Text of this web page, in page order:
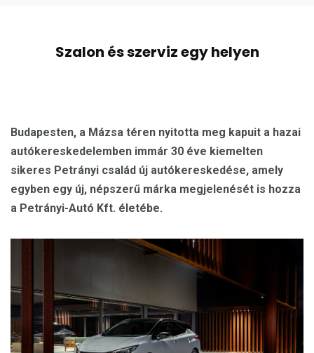
Szalon és szerviz egy helyen
Budapesten, a Mázsa téren nyitotta meg kapuit a hazai
autókereskedelemben immár 30 éve kiemelten
sikeres Petrányi család új autókereskedése, amely
egyben egy új, népszerű márka megjelenését is hozza
a Petrányi-Autó Kft. életébe.